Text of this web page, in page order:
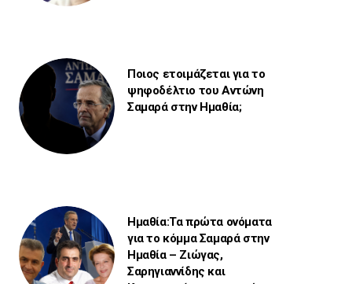
Ποιος ετοιμάζεται για το
ψηφοδέλτιο του Αντώνη
Σαμαρά στην Ημαθία;
Ημαθία:Τα πρώτα ονόματα
για το κόμμα Σαμαρά στην
Ημαθία – Ζιώγας,
Σαρηγιαννίδης και